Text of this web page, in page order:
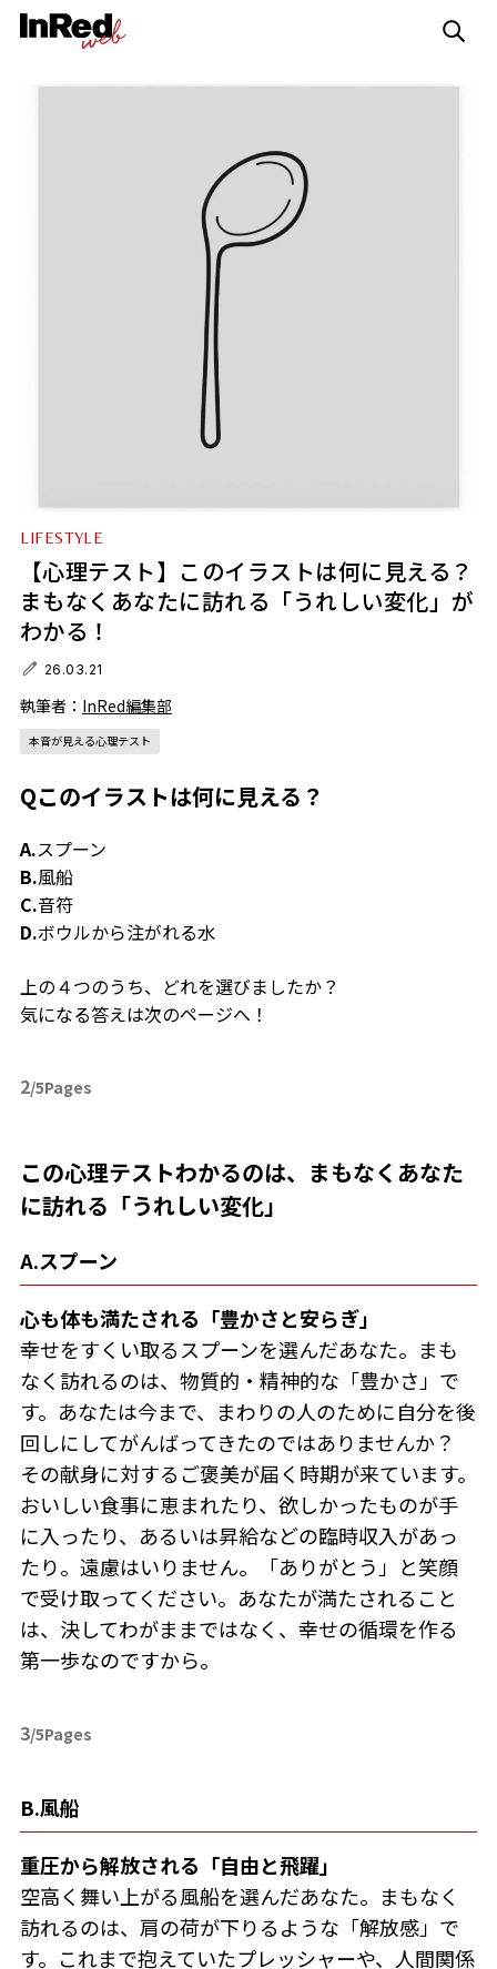
LIFESTYLE
【心理テスト】このイラストは何に見える？
まもなくあなたに訪れる「うれしい変化」が
わかる！
26.03.21
執筆者： InRed編集部
本音が見える心理テスト
Qこのイラストは何に見える？
A.スプーン
B.風船
C.音符
D.ボウルから注がれる水
上の４つのうち、どれを選びましたか？
気になる答えは次のページへ！
2/5Pages
この心理テストわかるのは、まもなくあなた
に訪れる「うれしい変化」
A.スプーン
心も体も満たされる「豊かさと安らぎ」
幸せをすくい取るスプーンを選んだあなた。まも
なく訪れるのは、物質的・精神的な「豊かさ」で
す。あなたは今まで、まわりの人のために自分を後
回しにしてがんばってきたのではありませんか？
その献身に対するご褒美が届く時期が来ています。
おいしい食事に恵まれたり、欲しかったものが手
に入ったり、あるいは昇給などの臨時収入があっ
たり。遠慮はいりません。「ありがとう」と笑顔
で受け取ってください。あなたが満たされること
は、決してわがままではなく、幸せの循環を作る
第一歩なのですから。
3/5Pages
B.風船
重圧から解放される「自由と飛躍」
空高く舞い上がる風船を選んだあなた。まもなく
訪れるのは、肩の荷が下りるような「解放感」で
す。これまで抱えていたプレッシャーや、人間関係